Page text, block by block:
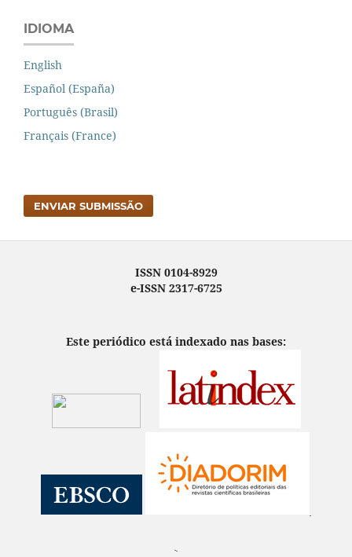
IDIOMA
English
Español (España)
Português (Brasil)
Français (France)
ENVIAR SUBMISSÃO
ISSN 0104-8929
e-ISSN 2317-6725
Este periódico está indexado nas bases: